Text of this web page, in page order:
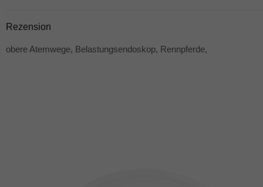
Rezension
obere Atemwege, Belastungsendoskop, Rennpferde,